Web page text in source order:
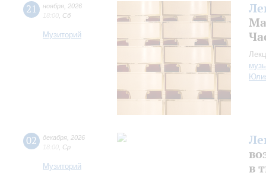
21 ноября 2026
18:00 Сб
Музиторий
02 декабря 2026
18:00 Ср
Музиторий
в